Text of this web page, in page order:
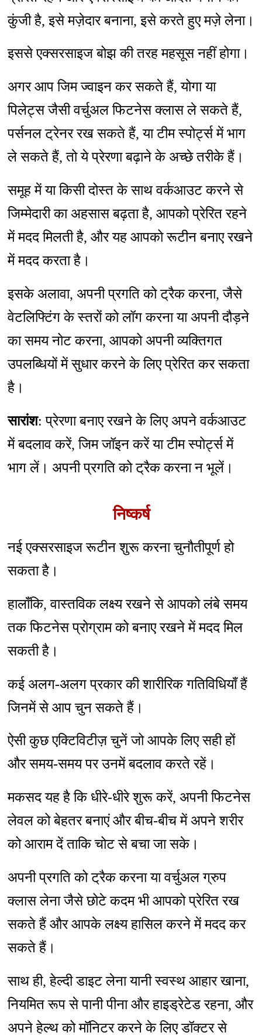
कुंजी है, इसे मज़ेदार बनाना, इसे करते हुए मज़े लेना।
इससे एक्सरसाइज बोझ की तरह महसूस नहीं होगा।
अगर आप जिम ज्वाइन कर सकते हैं, योगा या
पिलेट्स जैसी वर्चुअल फिटनेस क्लास ले सकते हैं,
पर्सनल ट्रेनर रख सकते हैं, या टीम स्पोर्ट्स में भाग
ले सकते हैं, तो ये प्रेरणा बढ़ाने के अच्छे तरीके हैं।
समूह में या किसी दोस्त के साथ वर्कआउट करने से
जिम्मेदारी का अहसास बढ़ता है, आपको प्रेरित रहने
में मदद मिलती है, और यह आपको रूटीन बनाए रखने
में मदद करता है।
इसके अलावा, अपनी प्रगति को ट्रैक करना, जैसे
वेटलिफ्टिंग के स्तरों को लॉग करना या अपनी दौड़ने
का समय नोट करना, आपको अपनी व्यक्तिगत
उपलब्धियों में सुधार करने के लिए प्रेरित कर सकता
है।
सारांश: प्रेरणा बनाए रखने के लिए अपने वर्कआउट
में बदलाव करें, जिम जॉइन करें या टीम स्पोर्ट्स में
भाग लें। अपनी प्रगति को ट्रैक करना न भूलें।
निष्कर्ष
नई एक्सरसाइज रूटीन शुरू करना चुनौतीपूर्ण हो
सकता है।
हालाँकि, वास्तविक लक्ष्य रखने से आपको लंबे समय
तक फिटनेस प्रोग्राम को बनाए रखने में मदद मिल
सकती है।
कई अलग-अलग प्रकार की शारीरिक गतिविधियाँ हैं
जिनमें से आप चुन सकते हैं।
ऐसी कुछ एक्टिविटीज़ चुनें जो आपके लिए सही हों
और समय-समय पर उनमें बदलाव करते रहें।
मकसद यह है कि धीरे-धीरे शुरू करें, अपनी फिटनेस
लेवल को बेहतर बनाएं और बीच-बीच में अपने शरीर
को आराम दें ताकि चोट से बचा जा सके।
अपनी प्रगति को ट्रैक करना या वर्चुअल ग्रुप
क्लास लेना जैसे छोटे कदम भी आपको प्रेरित रख
सकते हैं और आपके लक्ष्य हासिल करने में मदद कर
सकते हैं।
साथ ही, हेल्दी डाइट लेना यानी स्वस्थ आहार खाना,
नियमित रूप से पानी पीना और हाइड्रेटेड रहना, और
अपने हेल्थ को मॉनिटर करने के लिए डॉक्टर से